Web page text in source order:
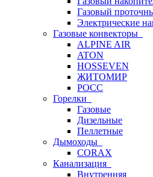
Газовый
Электрические
Газовые конвекторы
ALPINE AIR
ATON
HOSSEVEN
ЖИТОМИР
РОСС
Горелки
Газовые
Дизельные
Пеллетные
Дымоходы
CORAX
Канализация
Внутренняя